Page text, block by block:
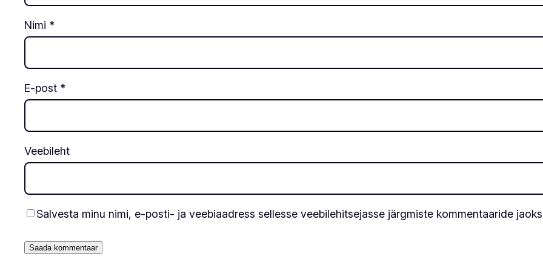
Nimi *
E-post *
Veebileht
Salvesta minu nimi, e-posti- ja veebiaadress sellesse veebilehitsejasse järgmiste kommentaaride